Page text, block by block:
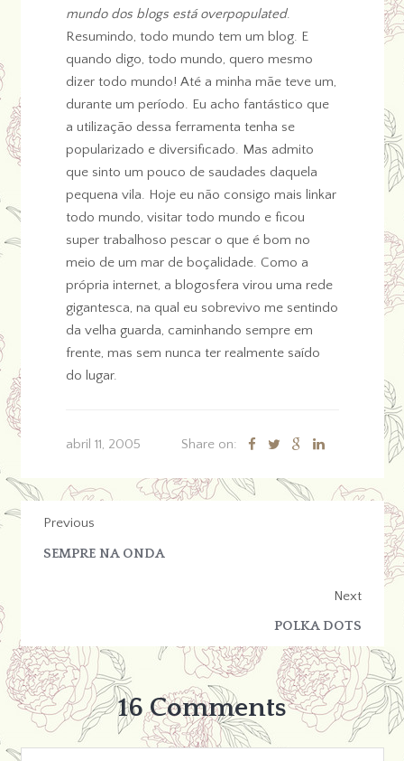
mundo dos blogs está overpopulated.
Resumindo, todo mundo tem um blog. E
quando digo, todo mundo, quero mesmo
dizer todo mundo! Até a minha mãe teve um,
durante um período. Eu acho fantástico que
a utilização dessa ferramenta tenha se
popularizado e diversificado. Mas admito
que sinto um pouco de saudades daquela
pequena vila. Hoje eu não consigo mais linkar
todo mundo, visitar todo mundo e ficou
super trabalhoso pescar o que é bom no
meio de um mar de boçalidade. Como a
própria internet, a blogosfera virou uma rede
gigantesca, na qual eu sobrevivo me sentindo
da velha guarda, caminhando sempre em
frente, mas sem nunca ter realmente saído
do lugar.
abril 11, 2005 Share on:
Previous
SEMPRE NA ONDA
Next
POLKA DOTS
16 Comments